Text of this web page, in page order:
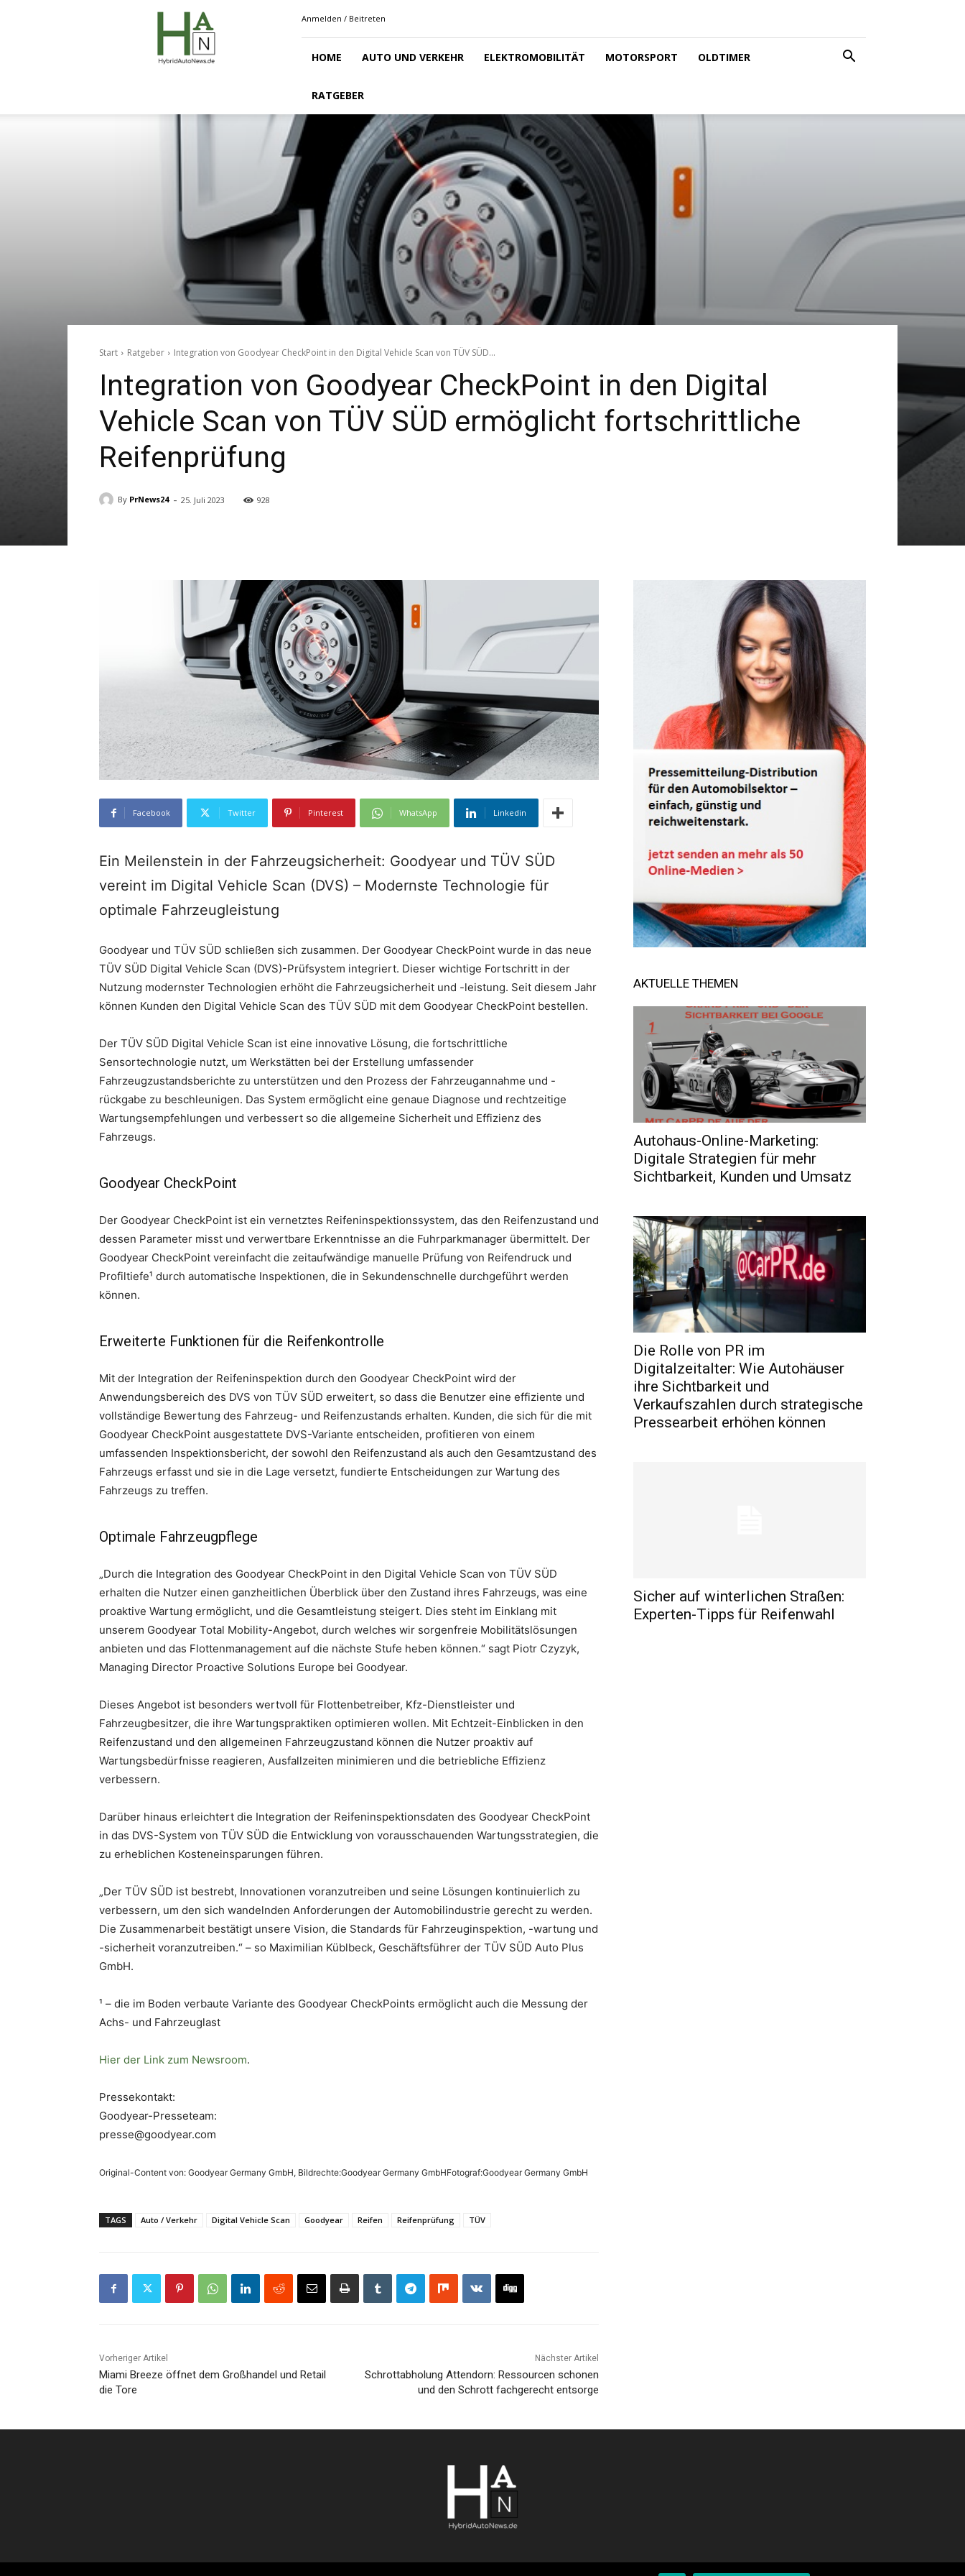
Hybridautonews.de
Anmelden / Beitreten
HOME AUTO UND VERKEHR ELEKTROMOBILITÄT MOTORSPORT OLDTIMER
RATGEBER
Start Ratgeber Integration von Goodyear CheckPoint in den Digital Vehicle Scan von TÜV SÜD...
Integration von Goodyear CheckPoint in den Digital
Vehicle Scan von TÜV SÜD ermöglicht fortschrittliche
Reifenprüfung
By PrNews24 - 25. Juli 2023 928
Facebook Twitter Pinterest WhatsApp Linkedin
Ein Meilenstein in der Fahrzeugsicherheit: Goodyear und TÜV SÜD
vereint im Digital Vehicle Scan (DVS) – Modernste Technologie für
optimale Fahrzeugleistung
Goodyear und TÜV SÜD schließen sich zusammen. Der Goodyear CheckPoint wurde in das neue
TÜV SÜD Digital Vehicle Scan (DVS)-Prüfsystem integriert. Dieser wichtige Fortschritt in der
Nutzung modernster Technologien erhöht die Fahrzeugsicherheit und -leistung. Seit diesem Jahr
können Kunden den Digital Vehicle Scan des TÜV SÜD mit dem Goodyear CheckPoint bestellen.
Der TÜV SÜD Digital Vehicle Scan ist eine innovative Lösung, die fortschrittliche
Sensortechnologie nutzt, um Werkstätten bei der Erstellung umfassender
Fahrzeugzustandsberichte zu unterstützen und den Prozess der Fahrzeugannahme und -
rückgabe zu beschleunigen. Das System ermöglicht eine genaue Diagnose und rechtzeitige
Wartungsempfehlungen und verbessert so die allgemeine Sicherheit und Effizienz des
Fahrzeugs.
Goodyear CheckPoint
Der Goodyear CheckPoint ist ein vernetztes Reifeninspektionssystem, das den Reifenzustand und
dessen Parameter misst und verwertbare Erkenntnisse an die Fuhrparkmanager übermittelt. Der
Goodyear CheckPoint vereinfacht die zeitaufwändige manuelle Prüfung von Reifendruck und
Profiltiefe¹ durch automatische Inspektionen, die in Sekundenschnelle durchgeführt werden
können.
Erweiterte Funktionen für die Reifenkontrolle
Mit der Integration der Reifeninspektion durch den Goodyear CheckPoint wird der
Anwendungsbereich des DVS von TÜV SÜD erweitert, so dass die Benutzer eine effiziente und
vollständige Bewertung des Fahrzeug- und Reifenzustands erhalten. Kunden, die sich für die mit
Goodyear CheckPoint ausgestattete DVS-Variante entscheiden, profitieren von einem
umfassenden Inspektionsbericht, der sowohl den Reifenzustand als auch den Gesamtzustand des
Fahrzeugs erfasst und sie in die Lage versetzt, fundierte Entscheidungen zur Wartung des
Fahrzeugs zu treffen.
Optimale Fahrzeugpflege
„Durch die Integration des Goodyear CheckPoint in den Digital Vehicle Scan von TÜV SÜD
erhalten die Nutzer einen ganzheitlichen Überblick über den Zustand ihres Fahrzeugs, was eine
proaktive Wartung ermöglicht, und die Gesamtleistung steigert. Dies steht im Einklang mit
unserem Goodyear Total Mobility-Angebot, durch welches wir sorgenfreie Mobilitätslösungen
anbieten und das Flottenmanagement auf die nächste Stufe heben können.“ sagt Piotr Czyzyk,
Managing Director Proactive Solutions Europe bei Goodyear.
Dieses Angebot ist besonders wertvoll für Flottenbetreiber, Kfz-Dienstleister und
Fahrzeugbesitzer, die ihre Wartungspraktiken optimieren wollen. Mit Echtzeit-Einblicken in den
Reifenzustand und den allgemeinen Fahrzeugzustand können die Nutzer proaktiv auf
Wartungsbedürfnisse reagieren, Ausfallzeiten minimieren und die betriebliche Effizienz
verbessern.
Darüber hinaus erleichtert die Integration der Reifeninspektionsdaten des Goodyear CheckPoint
in das DVS-System von TÜV SÜD die Entwicklung von vorausschauenden Wartungsstrategien, die
zu erheblichen Kosteneinsparungen führen.
„Der TÜV SÜD ist bestrebt, Innovationen voranzutreiben und seine Lösungen kontinuierlich zu
verbessern, um den sich wandelnden Anforderungen der Automobilindustrie gerecht zu werden.
Die Zusammenarbeit bestätigt unsere Vision, die Standards für Fahrzeuginspektion, -wartung und
-sicherheit voranzutreiben.“ – so Maximilian Küblbeck, Geschäftsführer der TÜV SÜD Auto Plus
GmbH.
¹ – die im Boden verbaute Variante des Goodyear CheckPoints ermöglicht auch die Messung der
Achs- und Fahrzeuglast
Hier der Link zum Newsroom.
Pressekontakt:
Goodyear-Presseteam:
presse@goodyear.com
Original-Content von: Goodyear Germany GmbH, Bildrechte:Goodyear Germany GmbHFotograf:Goodyear Germany GmbH
TAGS Auto / Verkehr Digital Vehicle Scan Goodyear Reifen Reifenprüfung TÜV
Vorheriger Artikel
Miami Breeze öffnet dem Großhandel und Retail
die Tore
Nächster Artikel
Schrottabholung Attendorn: Ressourcen schonen
und den Schrott fachgerecht entsorge
AKTUELLE THEMEN
Autohaus-Online-Marketing:
Digitale Strategien für mehr
Sichtbarkeit, Kunden und Umsatz
Die Rolle von PR im
Digitalzeitalter: Wie Autohäuser
ihre Sichtbarkeit und
Verkaufszahlen durch strategische
Pressearbeit erhöhen können
Sicher auf winterlichen Straßen:
Experten-Tipps für Reifenwahl